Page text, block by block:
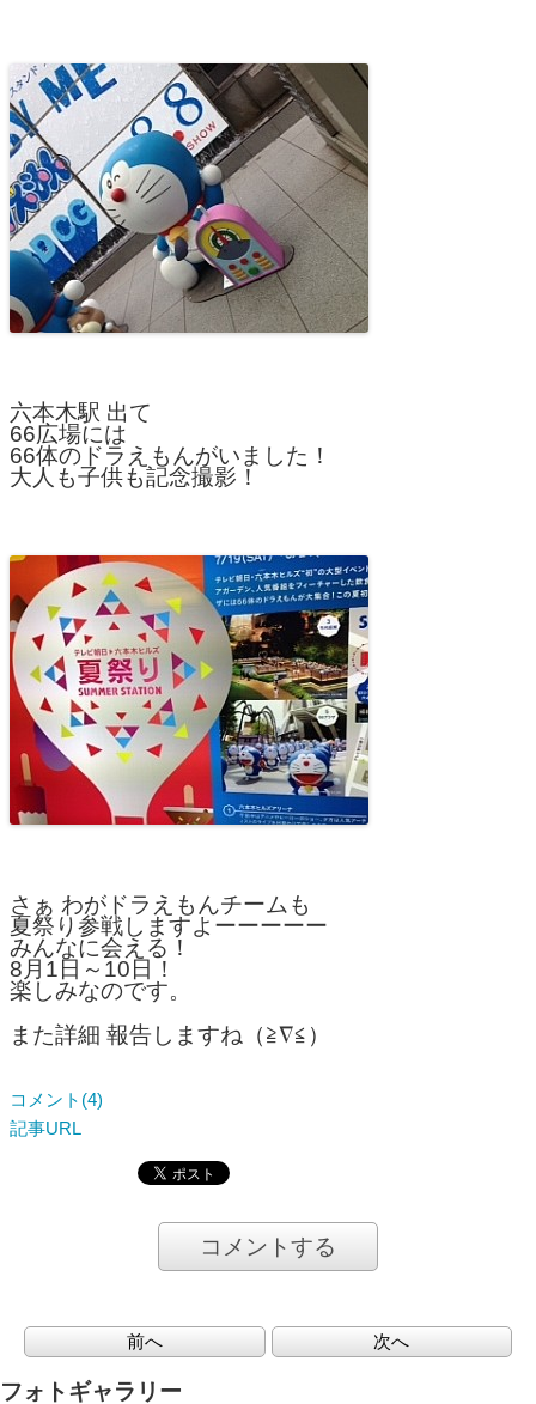
六本木駅 出て
66広場には
66体のドラえもんがいました！
大人も子供も記念撮影！
さぁ わがドラえもんチームも
夏祭り参戦しますよーーーーー
みんなに会える！
8月1日～10日！
楽しみなのです。
また詳細 報告しますね（≧∇≦）
コメント(4)
記事URL
コメントする
前へ 次へ
フォトギャラリー